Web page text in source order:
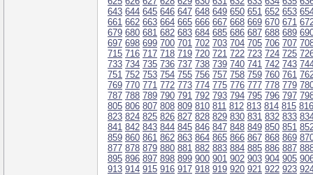
643 644 645 646 647 648 649 650 651 652 653
661 662 663 664 665 666 667 668 669 670 671
679 680 681 682 683 684 685 686 687 688 689
697 698 699 700 701 702 703 704 705 706 707
715 716 717 718 719 720 721 722 723 724 725
733 734 735 736 737 738 739 740 741 742 743
751 752 753 754 755 756 757 758 759 760 761
769 770 771 772 773 774 775 776 777 778 779
787 788 789 790 791 792 793 794 795 796 797
805 806 807 808 809 810 811 812 813 814 815 816
823 824 825 826 827 828 829 830 831 832 833
841 842 843 844 845 846 847 848 849 850 851
859 860 861 862 863 864 865 866 867 868 869
877 878 879 880 881 882 883 884 885 886 887
895 896 897 898 899 900 901 902 903 904 905
913 914 915 916 917 918 919 920 921 922 923